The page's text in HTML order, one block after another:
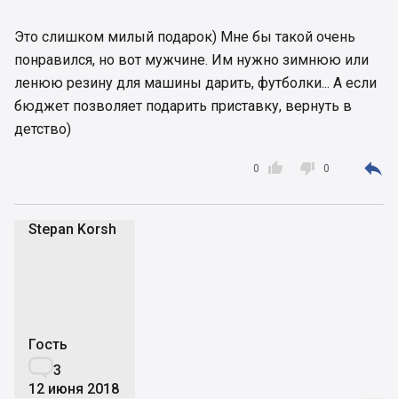
Это слишком милый подарок) Мне бы такой очень
понравился, но вот мужчине. Им нужно зимнюю или
ленюю резину для машины дарить, футболки... А если
бюджет позволяет подарить приставку, вернуть в
детство)

0  0 
Stepan Korsh
Гость
3
12 июня 2018